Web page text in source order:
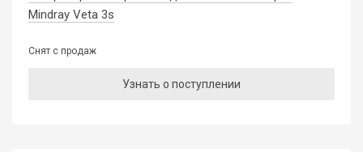
Mindray Veta 3s
Снят с продаж
Узнать о поступлении